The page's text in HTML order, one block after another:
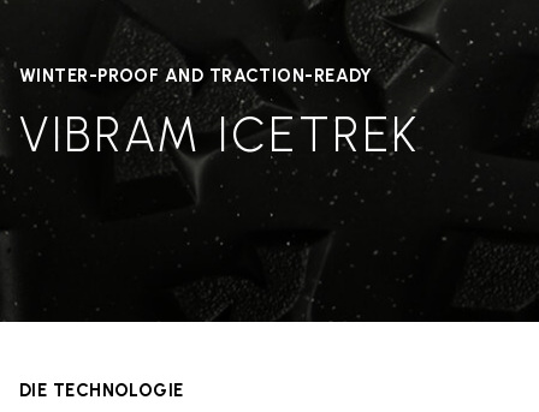
WINTER-PROOF AND TRACTION-READY
VIBRAM ICETREK
DIE TECHNOLOGIE